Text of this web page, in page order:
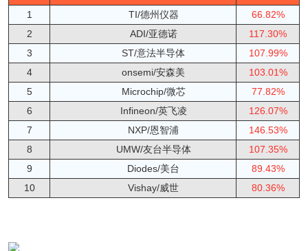
1
TI/德州仪器
66.82%
2
ADI/亚德诺
117.30%
3
ST/意法半导体
107.99%
4
onsemi/安森美
103.01%
5
Microchip/微芯
77.82%
6
Infineon/英飞凌
126.07%
7
NXP/恩智浦
146.53%
8
UMW/友台半导体
107.35%
9
Diodes/美台
89.43%
10
Vishay/威世 80.36%